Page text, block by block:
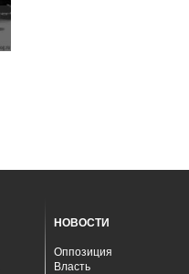
НОВОСТИ
Оппозиция
Власть